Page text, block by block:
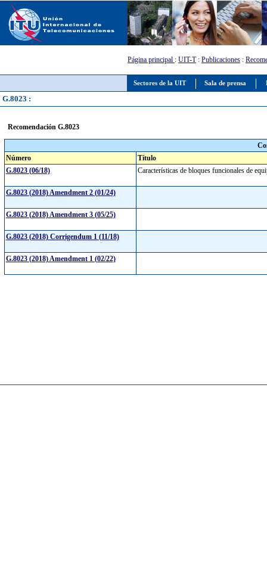
Sectores de la UIT Sala de prensa
Página principal : UIT-T: Publicaciones :
G.8023 :
Recomendación G.8023
Número
Título
G.8023 (06/18)
Características de bloques funcionales de
G.8023 (2018) Amendment 2 (01/24)
G.8023 (2018) Amendment 3 (05/25)
G.8023 (2018) Corrigendum 1 (11/18)
G.8023 (2018) Amendment 1 (02/22)